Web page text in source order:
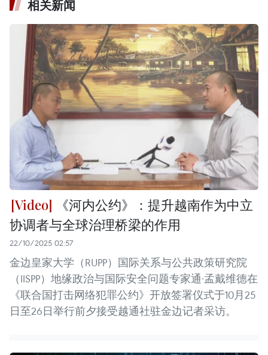
相关新闻
《河内公约》：提升越南作为中立
协调者与全球治理桥梁的作用
22/10/2025 02:57
金边皇家大学（RUPP）国际关系与公共政策研究院
（IISPP）地缘政治与国际安全问题专家通·孟戴维德在
《联合国打击网络犯罪公约》开放签署仪式于10月25
日至26日举行前夕接受越通社驻金边记者采访。